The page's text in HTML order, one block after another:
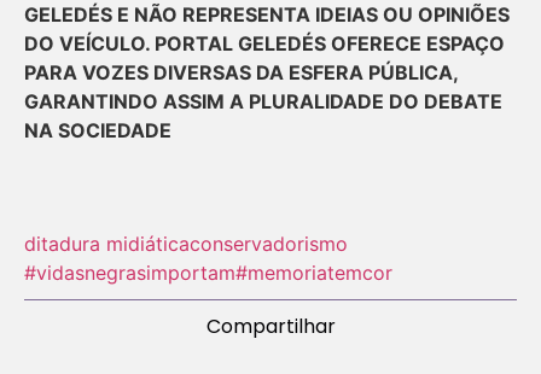
GELEDÉS E NÃO REPRESENTA IDEIAS OU OPINIÕES
DO VEÍCULO. PORTAL GELEDÉS OFERECE ESPAÇO
PARA VOZES DIVERSAS DA ESFERA PÚBLICA,
GARANTINDO ASSIM A PLURALIDADE DO DEBATE
NA SOCIEDADE
ditadura midiáticaconservadorismo
#vidasnegrasimportam#memoriatemcor
Compartilhar